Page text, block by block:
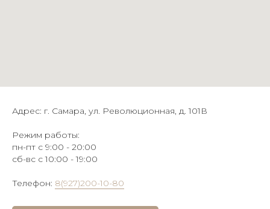
Адрес: г. Самара, ул. Революционная, д. 101В
Режим работы:
пн-пт с 9:00 - 20:00
сб-вс с 10:00 - 19:00
Телефон: 8(927)200-10-80